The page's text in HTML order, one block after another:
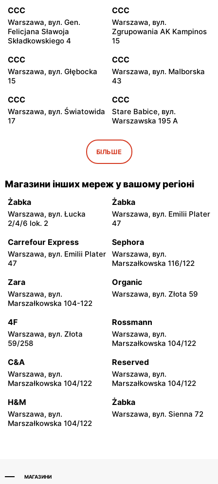
CCC
Warszawa, вул. Gen.
Felicjana Sławoja
Składkowskiego 4
CCC
Warszawa, вул.
Zgrupowania AK Kampinos
15
CCC
Warszawa, вул. Głębocka
15
CCC
Warszawa, вул. Malborska
43
CCC
Warszawa, вул. Światowida
17
CCC
Stare Babice, вул.
Warszawska 195 A
Warszawa, вул. Kazimierza
CCC
Łomianki, вул. Brukowa 25
CCC
Janki, вул. Mszczonowska
3
CCC
Pruszków, вул. Henryka
Sienkiewicza 19
CCC
Siwińskiego 2
CCC
Józefa Piłsudskiego 31C
CCC CCC
CCC
Otwock, вул. Kupiecka 2
CCC
CCC
Radzymin, вул. Konstytucji
CCC
Błonie, вул. Powstańców 12
CCC
Grodzisk Mazowiecki, вул.
CCC
Nowy Dwór Mazowiecki,
CCC
Mińsk Mazowiecki, вул.
CCC
БІЛЬШЕ
Магазини інших мереж у вашому регіоні
Żabka
Warszawa, вул. Łucka
2/4/6 lok. 2
Żabka
Warszawa, вул. Emilii Plater
47
Carrefour Express
Warszawa, вул. Emilii Plater
47
Sephora
Warszawa, вул.
Marszałkowska 116/122
Zara
Warszawa, вул.
Marszałkowska 104-122
Organic
Warszawa, вул. Złota 59
4F
Warszawa, вул. Złota
59/258
Rossmann
Warszawa, вул.
Marszałkowska 104/122
C&A
Warszawa, вул.
Marszałkowska 104/122
Reserved
Warszawa, вул.
Marszałkowska 104/122
H&M
Warszawa, вул.
Marszałkowska 104/122
Żabka
Warszawa, вул. Sienna 72
МАГАЗИНИ